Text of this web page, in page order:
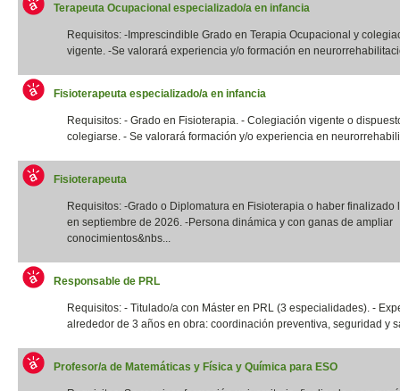
Terapeuta Ocupacional especializado/a en infancia
Requisitos: -Imprescindible Grado en Terapia Ocupacional y
vigente. -Se valorará experiencia y/o formación en
Fisioterapeuta especializado/a en infancia
Requisitos: - Grado en Fisioterapia. - Colegiación vigente o
colegiarse. - Se valorará formación y/o experiencia en
Fisioterapeuta
Requisitos: -Grado o Diplomatura en Fisioterapia o haber finalizado
en septiembre de 2026. -Persona dinámica y con ganas de ampliar
conocimientos&nbs...
Responsable de PRL
Requisitos: - Titulado/a con Máster en PRL (3 especialidades). -
alrededor de 3 años en obra: coordinación preventiva, seguridad y
Profesor/a de Matemáticas y Física y Química para ESO